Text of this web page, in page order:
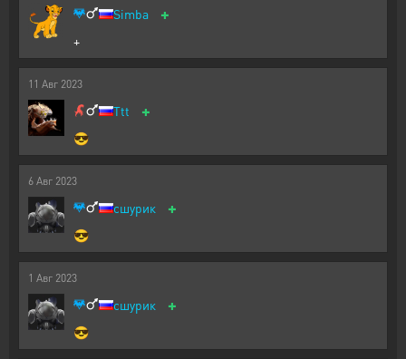
Simba +
+
11 Авг 2023
Ttt +
😎
6 Авг 2023
сшурик +
😎
1 Авг 2023
сшурик +
😎